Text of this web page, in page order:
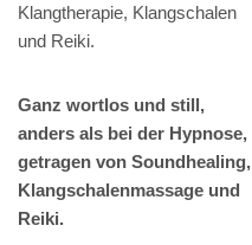
Klangtherapie, Klangschalen
und Reiki.
Ganz wortlos und still,
anders als bei der Hypnose,
getragen von Soundhealing,
Klangschalenmassage und
Reiki.